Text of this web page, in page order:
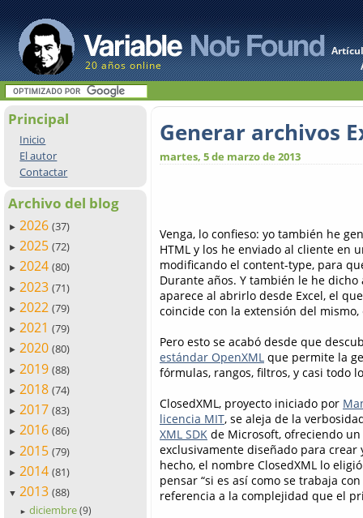
20 años online
Principal
Inicio
El autor
Contactar
Archivo del blog
► 2026 (37)
► 2025 (72)
► 2024 (80)
► 2023 (71)
► 2022 (79)
► 2021 (79)
► 2020 (80)
► 2019 (88)
► 2018 (74)
► 2017 (83)
► 2016 (86)
► 2015 (79)
► 2014 (81)
▼ 2013 (88)
► diciembre (9)
Generar archivos
martes, 5 de marzo de 2013
Venga, lo confieso: yo también he
HTML y los he enviado al cliente en
modificando el content-type, para
Durante años. Y también le he
aparece al abrirlo desde Excel, el
coincide con la extensión del
Pero esto se acabó desde que
estándar OpenXML que permite la
fórmulas, rangos, filtros, y casi todo
ClosedXML, proyecto iniciado por
licencia MIT, se aleja de la
XML SDK de Microsoft, ofreciendo
exclusivamente diseñado para
hecho, el nombre ClosedXML lo
pensar “si es así como se trabaja
referencia a la complejidad que el